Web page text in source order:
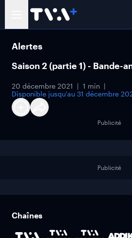
Alertes
Saison 2 (partie 1) - Bande-
20 décembre 2021
1 min
Disponible jusqu'au 31 décembre
Publicité
Publicité
Chaînes